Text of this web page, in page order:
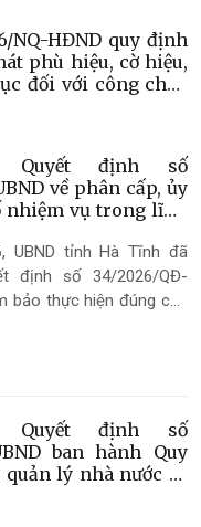
NQ-HĐND quy định
phù hiệu, cờ hiệu,
đối với công chức
tỉnh Hà Tĩnh
Quyết định số
về phân cấp, ủy
nhiệm vụ trong lĩnh
UBND tỉnh Hà Tĩnh đã
định số 34/2026/QĐ-
bảo thực hiện đúng các
sự đi vào cuộc sống,
cho phát triển kinh tế -
tạo tính chủ động, nâng
Quyết định số
ban hành Quy
lý nhà nước về